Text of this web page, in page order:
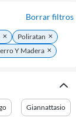
Borrar filtros
Poliratan
Y Madera
Giannattasio